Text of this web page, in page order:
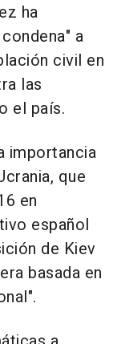
ha
a
civil en
las
el país.
importancia
que
en
español
de Kiev
basada en